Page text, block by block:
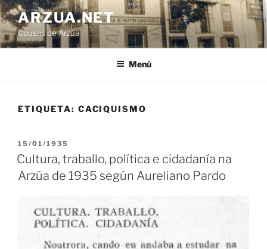
Ir
o
contido
ARZUA.NET
Cousas de Arzúa
Menú
ETIQUETA: CACIQUISMO
PUBLICADO
EN
15/01/1935
Cultura, traballo, política e cidadanía na
Arzúa de 1935 según Aureliano Pardo